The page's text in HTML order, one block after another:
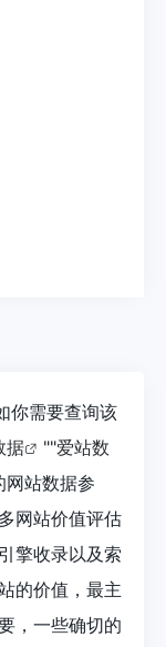
你需要查询该
据 ""爱站数
网站数据参
网站价值评估
擎收录以及索
的价值，最主
，一些确切的